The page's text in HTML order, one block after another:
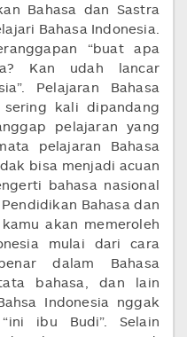
Bahasa dan Sastra
Bahasa Indonesia.
“buat apa
Kan udah lancar
Pelajaran Bahasa
kali dipandang
pelajaran yang
pelajaran Bahasa
bisa menjadi acuan
bahasa nasional
Bahasa dan
akan memeroleh
mulai dari cara
dalam Bahasa
bahasa, dan lain
Indonesia nggak
ibu Budi”. Selain